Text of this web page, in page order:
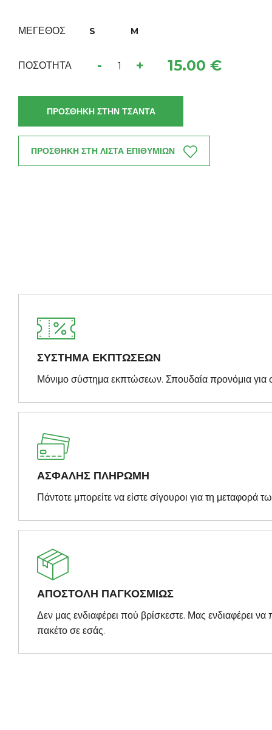
ΜΕΓΕΘΟΣ S M
ΠΟΣΟΤΗΤΑ - + 15.00 €
ΠΡΟΣΘΗΚΗ ΣΤΗΝ ΤΣΑΝΤΑ
ΠΡΟΣΘΗΚΗ ΣΤΗ ΛΙΣΤΑ ΕΠΙΘΥΜΙΩΝ
ΣΥΣΤΗΜΑ ΕΚΠΤΩΣΕΩΝ
Μόνιμο σύστημα εκπτώσεων. Σπουδαία προνόμια για
ΑΣΦΑΛΗΣ ΠΛΗΡΩΜΗ
Πάντοτε μπορείτε να είστε σίγουροι για τη μεταφορά
ΑΠΟΣΤΟΛΗ ΠΑΓΚΟΣΜΙΩΣ
Δεν μας ενδιαφέρει πού βρίσκεστε. Μας ενδιαφέρει
πακέτο σε εσάς.